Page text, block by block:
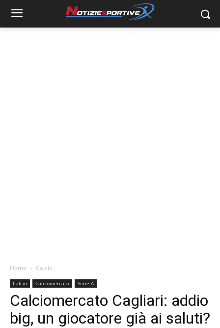
Home Calcio
Calcio Calciomercato Serie A
Calciomercato Cagliari: addio
big, un giocatore già ai saluti?